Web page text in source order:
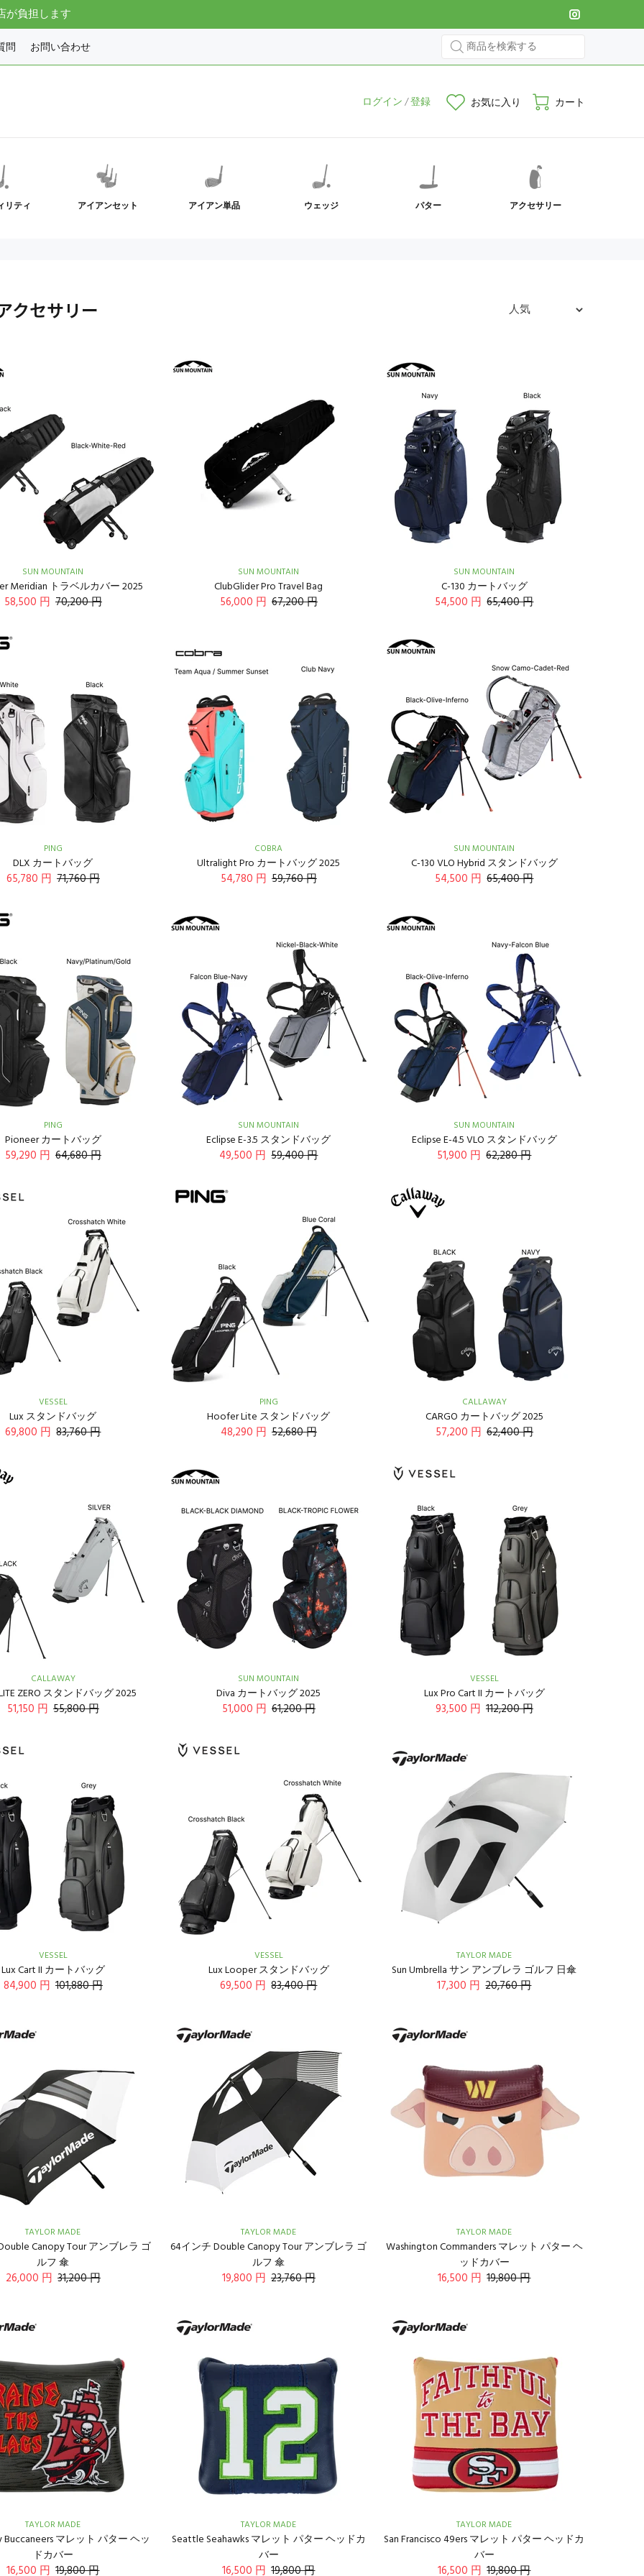
負担します
問 お問い合わせ
ログイン/登録 お気に入り カート
リティ アイアンセット アイアン単品 ウェッジ パター アクセサリー
クセサリー
SUN MOUNTAIN
Meridian トラベルカバー 2025
58,500 円 70,200 円
SUN MOUNTAIN
ClubGlider Pro Travel Bag
56,000 円 67,200 円
SUN MOUNTAIN
C-130 カートバッグ
54,500 円 65,400 円
PING
DLX カートバッグ
65,780 円 71,760 円
COBRA
Ultralight Pro カートバッグ 2025
54,780 円 59,760 円
SUN MOUNTAIN
C-130 VLO Hybrid スタンドバッグ
54,500 円 65,400 円
PING
Pioneer カートバッグ
59,290 円 64,680 円
SUN MOUNTAIN
Eclipse E-3.5 スタンドバッグ
49,500 円 59,400 円
SUN MOUNTAIN
Eclipse E-4.5 VLO スタンドバッグ
51,900 円 62,280 円
VESSEL
Lux スタンドバッグ
69,800 円 83,760 円
PING
Hoofer Lite スタンドバッグ
48,290 円 52,680 円
CALLAWAY
CARGO カートバッグ 2025
57,200 円 62,400 円
CALLAWAY
ZERO スタンドバッグ 2025
51,150 円 55,800 円
SUN MOUNTAIN
Diva カートバッグ 2025
51,000 円 61,200 円
VESSEL
Lux Pro Cart II カートバッグ
93,500 円 112,200 円
VESSEL
Lux Cart II カートバッグ
84,900 円 101,880 円
VESSEL
Lux Looper スタンドバッグ
69,500 円 83,400 円
TAYLOR MADE
Sun Umbrella サン アンブレラ ゴルフ 日傘
17,300 円 20,760 円
TAYLOR MADE
Canopy Tour アンブレラ ゴ
ルフ 傘
26,000 円 31,200 円
TAYLOR MADE
64インチ Double Canopy Tour アンブレラ ゴ
ルフ 傘
19,800 円 23,760 円
TAYLOR MADE
Washington Commanders マレット パター ヘ
ッドカバー
16,500 円 19,800 円
TAYLOR MADE
Buccaneers マレット パター ヘッ
ドカバー
16,500 円 19,800 円
TAYLOR MADE
Seattle Seahawks マレット パター ヘッドカ
バー
16,500 円 19,800 円
TAYLOR MADE
San Francisco 49ers マレット パター ヘッドカ
バー
16,500 円 19,800 円